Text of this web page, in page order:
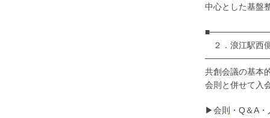
中心とした基盤
２．浪江駅西
共創会議の基本
会則と併せて入
▶会則・Q＆A・